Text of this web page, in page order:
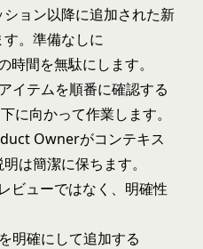
ョン以降に追加された新
。準備なしに
間を無駄にします。
イテムを順番に確認する
に向かって作業します。
Ownerがコンテキス
は簡潔に保ちます。
ビューではなく、明確性
明確にして追加する